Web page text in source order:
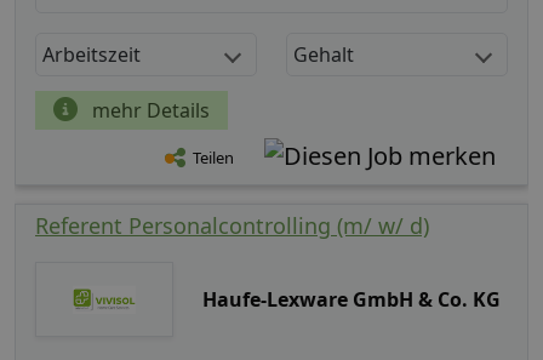
Arbeitszeit Gehalt
mehr Details
Teilen
Referent Personalcontrolling (m/ w/ d)
Haufe-Lexware GmbH & Co. KG